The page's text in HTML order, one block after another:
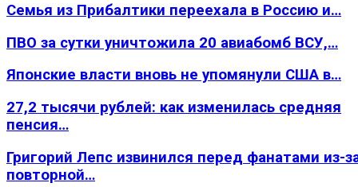
Семья из Прибалтики переехала в Россию и…
ПВО за сутки уничтожила 20 авиабомб ВСУ,…
Японские власти вновь не упомянули США в…
27,2 тысячи рублей: как изменилась средняя
пенсия…
Григорий Лепс извинился перед фанатами из-
повторной…